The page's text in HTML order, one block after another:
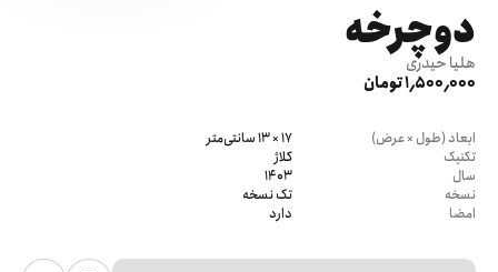
دوچرخه
هلیا حیدری
1٬500٬000 تومان
ابعاد (طول × عرض)
17 × 13 سانتی‌متر
تکنیک
کلاژ
سال
1403
نسخه
تک نسخه
امضا
دارد